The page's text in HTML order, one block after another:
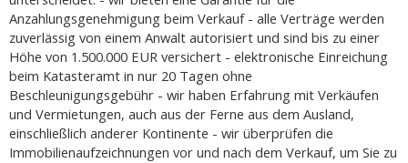
Anzahlungsgenehmigung beim Verkauf - alle Verträge werden
zuverlässig von einem Anwalt autorisiert und sind bis zu einer
Höhe von 1.500.000 EUR versichert - elektronische Einreichung
beim Katasteramt in nur 20 Tagen ohne
Beschleunigungsgebühr - wir haben Erfahrung mit Verkäufen
und Vermietungen, auch aus der Ferne aus dem Ausland,
einschließlich anderer Kontinente - wir überprüfen die
Immobilienaufzeichnungen vor und nach dem Verkauf, um Sie zu